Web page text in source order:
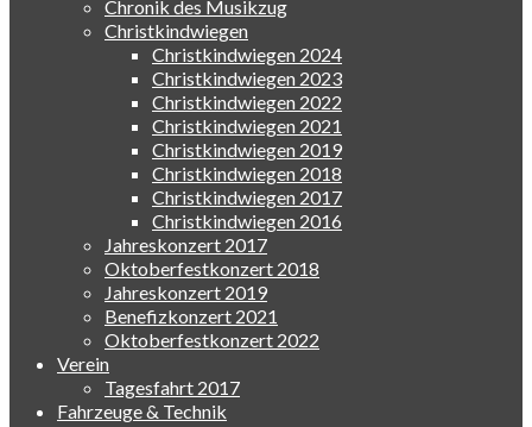
Chronik des Musikzug
Christkindwiegen
Christkindwiegen 2024
Christkindwiegen 2023
Christkindwiegen 2022
Christkindwiegen 2021
Christkindwiegen 2019
Christkindwiegen 2018
Christkindwiegen 2017
Christkindwiegen 2016
Jahreskonzert 2017
Oktoberfestkonzert 2018
Jahreskonzert 2019
Benefizkonzert 2021
Oktoberfestkonzert 2022
Verein
Tagesfahrt 2017
Fahrzeuge & Technik